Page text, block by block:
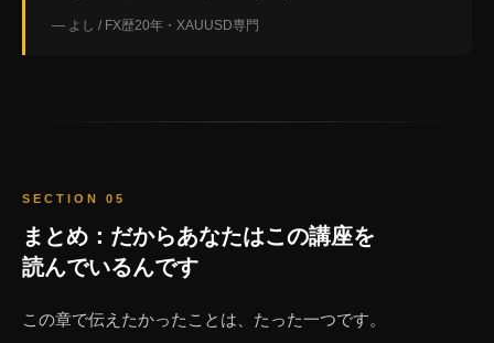
— よし / FX歴20年・XAUUSD専門
SECTION 05
まとめ：だからあなたはこの講座を
読んでいるんです
この章で伝えたかったことは、たった一つです。